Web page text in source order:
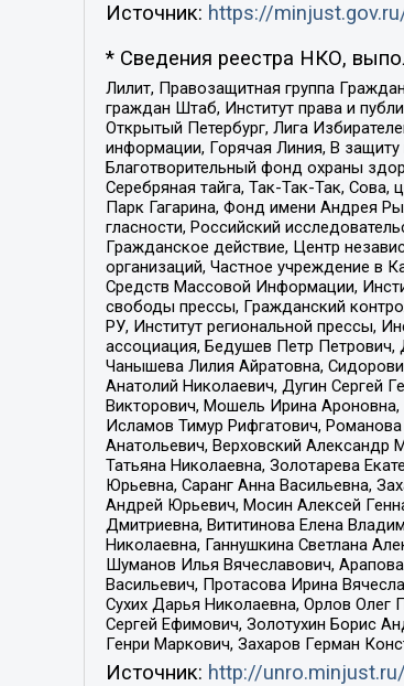
Источник: https://
* Сведения реестра НКО,
Лилит, Правозащитная группа
граждан Штаб, Институт права и
Открытый Петербург, Лига
информации, Горячая Линия, В
Благотворительный фонд охраны
Серебряная тайга, Так-Так-Так,
Парк Гагарина, Фонд имени Андрея
гласности, Российский
Гражданское действие, Центр
организаций, Частное учреждение в
Средств Массовой Информации,
свободы прессы, Гражданский
РУ, Институт региональной прессы,
ассоциация, Бедушев Петр
Чанышева Лилия Айратовна,
Анатолий Николаевич, Дугин Сергей
Викторович, Мошель Ирина
Исламов Тимур Рифгатович,
Анатольевич, Верховский Александр
Татьяна Николаевна, Золотарева
Юрьевна, Саранг Анна Васильевна,
Андрей Юрьевич, Мосин Алексей
Дмитриевна, Вититинова Елена
Николаевна, Ганнушкина Светлана
Шуманов Илья Вячеславович,
Васильевич, Протасова Ирина
Сухих Дарья Николаевна, Орлов Олег
Сергей Ефимович, Золотухин Борис
Генри Маркович, Захаров Герман
Источник: http://